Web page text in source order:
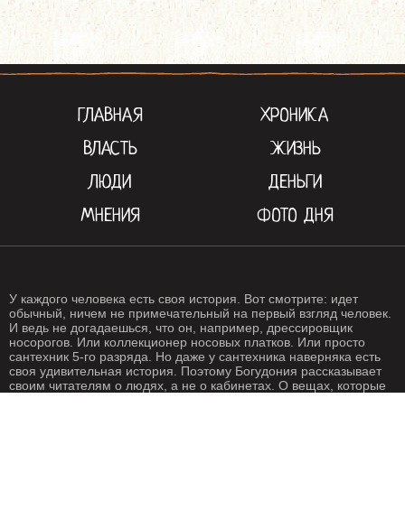
ГЛАВНАЯ
ХРОНИКА
ВЛАСТЬ
ЖИЗНЬ
ЛЮДИ
ДЕНЬГИ
МНЕНИЯ
ФОТО ДНЯ
У каждого человека есть своя история. Вот смотрите: идет
обычный, ничем не примечательный на первый взгляд человек.
И ведь не догадаешься, что он, например, дрессировщик
носорогов. Или коллекционер носовых платков. Или просто
сантехник 5-го разряда. Но даже у сантехника наверняка есть
своя удивительная история. Поэтому Богудония рассказывает
своим читателям о людях, а не о кабинетах. О вещах, которые